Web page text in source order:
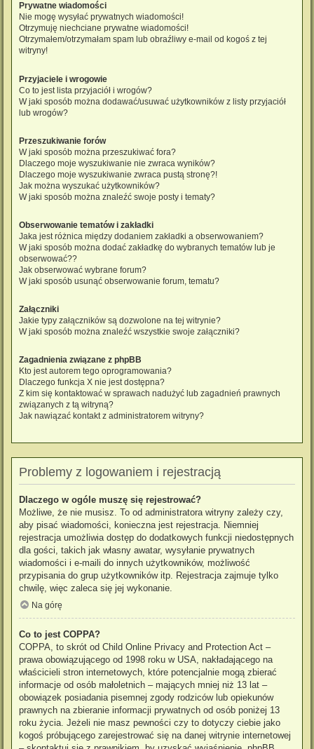
Prywatne wiadomości
Nie mogę wysyłać prywatnych wiadomości!
Otrzymuję niechciane prywatne wiadomości!
Otrzymałem/otrzymałam spam lub obraźliwy e-mail od kogoś z tej
witryny!
Przyjaciele i wrogowie
Co to jest lista przyjaciół i wrogów?
W jaki sposób można dodawać/usuwać użytkowników z listy przyjaciół
lub wrogów?
Przeszukiwanie forów
W jaki sposób można przeszukiwać fora?
Dlaczego moje wyszukiwanie nie zwraca wyników?
Dlaczego moje wyszukiwanie zwraca pustą stronę?!
Jak można wyszukać użytkowników?
W jaki sposób można znaleźć swoje posty i tematy?
Obserwowanie tematów i zakładki
Jaka jest różnica między dodaniem zakładki a obserwowaniem?
W jaki sposób można dodać zakładkę do wybranych tematów lub je
obserwować??
Jak obserwować wybrane forum?
W jaki sposób usunąć obserwowanie forum, tematu?
Załączniki
Jakie typy załączników są dozwolone na tej witrynie?
W jaki sposób można znaleźć wszystkie swoje załączniki?
Zagadnienia związane z phpBB
Kto jest autorem tego oprogramowania?
Dlaczego funkcja X nie jest dostępna?
Z kim się kontaktować w sprawach nadużyć lub zagadnień prawnych
związanych z tą witryną?
Jak nawiązać kontakt z administratorem witryny?
Problemy z logowaniem i rejestracją
Dlaczego w ogóle muszę się rejestrować?
Możliwe, że nie musisz. To od administratora witryny zależy czy,
aby pisać wiadomości, konieczna jest rejestracja. Niemniej
rejestracja umożliwia dostęp do dodatkowych funkcji niedostępnych
dla gości, takich jak własny awatar, wysyłanie prywatnych
wiadomości i e-maili do innych użytkowników, możliwość
przypisania do grup użytkowników itp. Rejestracja zajmuje tylko
chwilę, więc zaleca się jej wykonanie.
Na górę
Co to jest COPPA?
COPPA, to skrót od Child Online Privacy and Protection Act –
prawa obowiązującego od 1998 roku w USA, nakładającego na
właścicieli stron internetowych, które potencjalnie mogą zbierać
informacje od osób małoletnich – mających mniej niż 13 lat –
obowiązek posiadania pisemnej zgody rodziców lub opiekunów
prawnych na zbieranie informacji prywatnych od osób poniżej 13
roku życia. Jeżeli nie masz pewności czy to dotyczy ciebie jako
kogoś próbującego zarejestrować się na danej witrynie internetowej